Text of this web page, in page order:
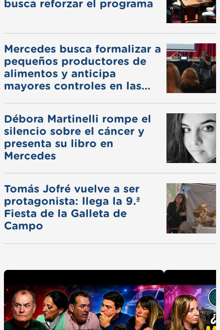
busca reforzar el programa
Mercedes busca formalizar a
pequeños productores de
alimentos y anticipa
mayores controles en las
Débora Martinelli rompe el
silencio sobre el cáncer y
presenta su libro en
Mercedes
Tomás Jofré vuelve a ser
protagonista: llega la 9.ª
Fiesta de la Galleta de
Campo